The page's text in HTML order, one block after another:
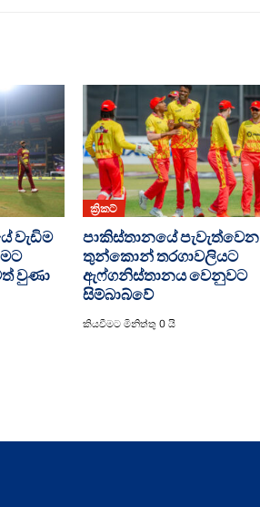
වැඩිම
වුණා
ක්‍රිකට්
පාකිස්තානයේ පැවැත්වෙන
තුන්කොන් තරගාවලියට
ඇෆ්ගනිස්තානය වෙනුවට
සිම්බාබ්වේ
කියවීමට මිනිත්තු 0 යි